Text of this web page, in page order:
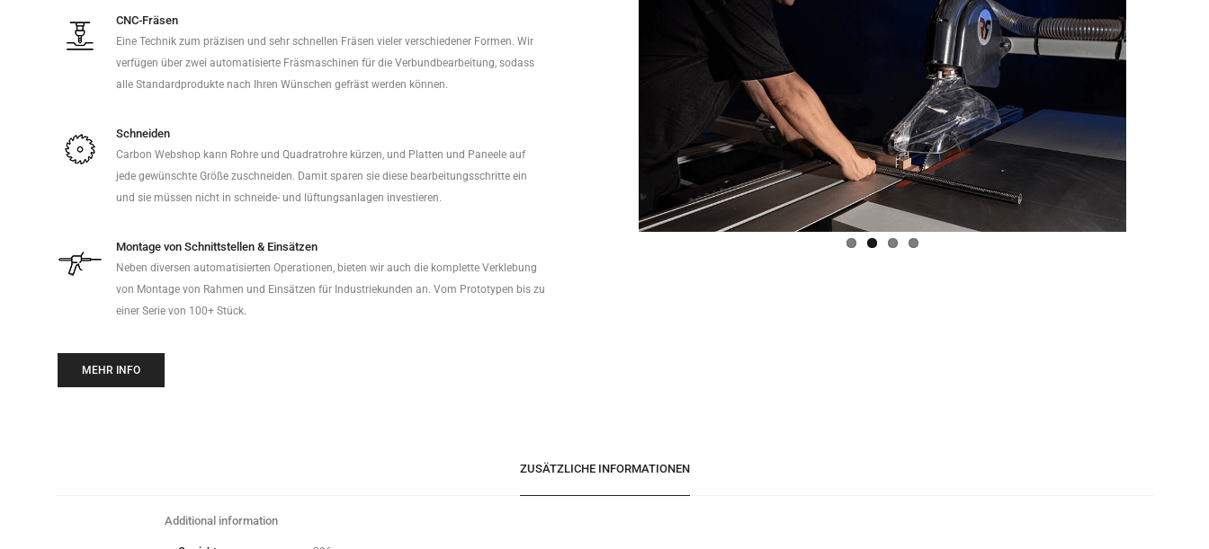
CNC-Fräsen
Eine Technik zum präzisen und sehr schnellen Fräsen vieler verschiedener Formen. Wir
verfügen über zwei automatisierte Fräsmaschinen für die Verbundbearbeitung, sodass
alle Standardprodukte nach Ihren Wünschen gefräst werden können.
Schneiden
Carbon Webshop kann Rohre und Quadratrohre kürzen, und Platten und Paneele auf
jede gewünschte Größe zuschneiden. Damit sparen sie diese bearbeitungsschritte ein
und sie müssen nicht in schneide- und lüftungsanlagen investieren.
Montage von Schnittstellen & Einsätzen
Neben diversen automatisierten Operationen, bieten wir auch die komplette Verklebung
von Montage von Rahmen und Einsätzen für Industriekunden an. Vom Prototypen bis zu
einer Serie von 100+ Stück.
MEHR INFO
ZUSÄTZLICHE INFORMATIONEN
Additional information